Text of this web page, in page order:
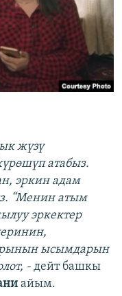
жүзү
атабыз.
эркин адам
“Менин атым
эркектер
ысымдарын
- дейт башкы
айым.